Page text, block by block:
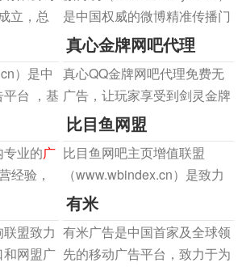
色四季
，景
《中国房地广开发企业500强
首选供应商服务商品牌测评研
究报告
立，总
都和全
晋江，
曲线
标识。
点、糖
是中国权威的微博精准传播门
户，致力于微博营销的精准信
息推广。横跨新浪微博、腾讯
微博、美丽说、QQ空间、蘑
菇街五大社会化营销平台。
）是中
台 ，基
质的合
精准的
务，为
质广告
真心金牌网吧代理
真心QQ金牌网吧代理免费无
广告，让玩家享受到剑灵金牌
网吧BUFF奖励，FIFA
Online3，腾讯CF穿越火线主
题网吧、英雄联盟、使命召唤
OL、DNF地下城与勇士、疾
风之刃、上古世纪、逆战，天
涯明月刀，比蓝蚂蚁，玄
专业的广
经验，
广告
渠道资
、精准
适合您
比目鱼网盟
比目鱼网吧主页增值联盟
（www.wbindex.cn）是致力
于为网吧增值打造一体化的赚
钱平台，为全国网吧提供网吧
主页增值、游戏退弹网吧增
值、IE推送网吧增值等多种增
盟致力
网盟广
有米
有米广告是中国首家及全球领
先的移动广告平台，致力于为